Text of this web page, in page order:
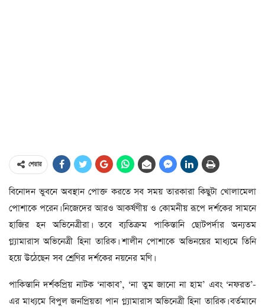
শেয়ার
বিনোদন ভুবনে অবস্থান পোক্ত করতে সব সময় তারকারা কিছুটা খোলামেলা
পোশাকে পরেন। নিজেদের আরও আকর্ষণীয় ও কোমনীয় রূপে দর্শকের সামনে
হাজির হন অভিনেত্রীরা। তবে ব্যতিক্রম পাকিস্তানি ছোটপর্দার অন্যতম
গ্ল্যামারাস অভিনেত্রী হিনা তারিক। শালীন পোশাকে অভিনয়ের মাধ্যমে তিনি
হয়ে উঠেছেন সব শ্রেণির দর্শকের নয়নের মণি।
পাকিস্তানি দর্শকপ্রিয় নাটক ‘নাকাব’, ‘না তুম জানো না হাম’ এবং ‘নফরত’-
এর মাধ্যমে বিপুল জনপ্রিয়তা পান গ্ল্যামারাস অভিনেত্রী হিনা তারিক। বর্তমানে